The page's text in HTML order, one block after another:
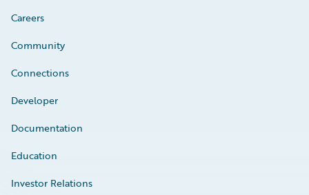
Careers
Community
Connections
Developer
Documentation
Education
Investor Relations